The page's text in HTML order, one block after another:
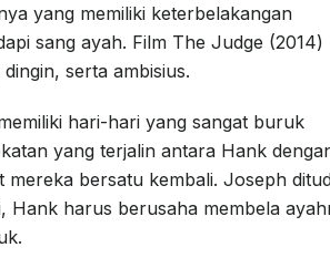
yang memiliki keterbelakangan
sang ayah. Film The Judge (2014)
serta ambisius.
hari-hari yang sangat buruk
yang terjalin antara Hank
mereka bersatu kembali. Joseph
Hank harus berusaha membela